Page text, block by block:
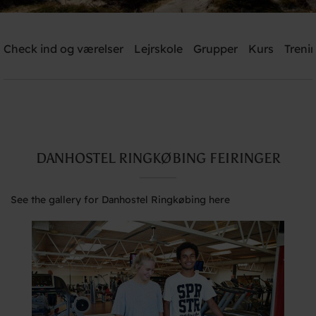
Need help? Ring:+45 9732 2455
Check ind og værelser Lejrskole Grupper Kurs
DANHOSTEL RINGKØBING FEIRINGER
See the gallery for Danhostel Ringkøbing here